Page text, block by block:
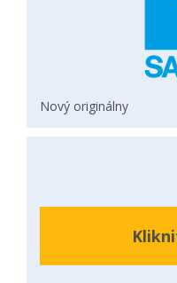
Nový originálny